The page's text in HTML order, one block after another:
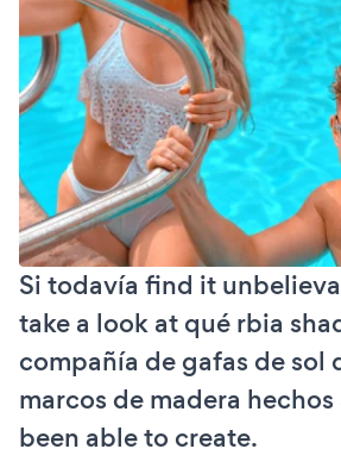
Si todavía find it
take a look at qué rbia
compañía de gafas de sol
marcos de madera
been able to create.